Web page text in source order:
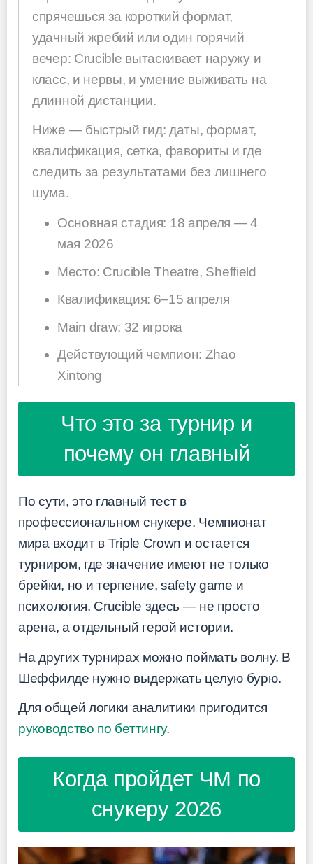
спрячешься за короткий формат,
удачный жребий или один горячий
вечер: Crucible вытаскивает наружу и
класс, и нервы, и умение выживать на
длинной дистанции.
Ниже — быстрый гид: даты, формат,
квалификация, сетка, фавориты и где
следить за результатами без лишнего
шума.
Основная стадия: 18 апреля — 4
мая 2026
Место: Crucible Theatre, Sheffield
Квалификация: 6–15 апреля
Main draw: 32 игрока
Действующий чемпион: Zhao
Xintong
Что это за турнир и
почему он главный
По сути, это главный тест в
профессиональном снукере. Чемпионат
мира входит в Triple Crown и остается
турниром, где значение имеют не только
брейки, но и терпение, safety game и
психология. Crucible здесь — не просто
арена, а отдельный герой истории.
На других турнирах можно поймать волну. В
Шеффилде нужно выдержать целую бурю.
Для общей логики аналитики пригодится
руководство по беттингу.
Когда пройдет ЧМ по
снукеру 2026